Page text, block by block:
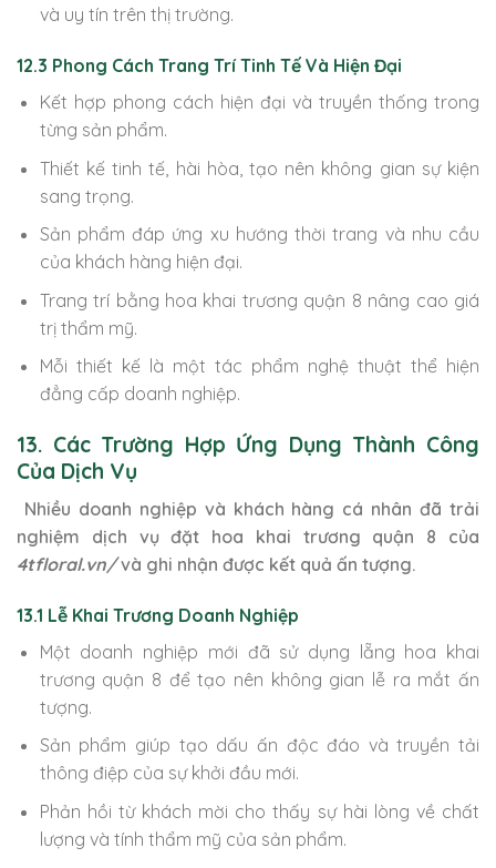
và uy tín trên thị trường.
12.3 Phong Cách Trang Trí Tinh Tế Và Hiện Đại
Kết hợp phong cách hiện đại và truyền thống trong
từng sản phẩm.
Thiết kế tinh tế, hài hòa, tạo nên không gian sự kiện
sang trọng.
Sản phẩm đáp ứng xu hướng thời trang và nhu cầu
của khách hàng hiện đại.
Trang trí bằng hoa khai trương quận 8 nâng cao giá
trị thẩm mỹ.
Mỗi thiết kế là một tác phẩm nghệ thuật thể hiện
đẳng cấp doanh nghiệp.
13. Các Trường Hợp Ứng Dụng Thành Công
Của Dịch Vụ
Nhiều doanh nghiệp và khách hàng cá nhân đã trải
nghiệm dịch vụ đặt hoa khai trương quận 8 của
4tfloral.vn/và ghi nhận được kết quả ấn tượng.
13.1 Lễ Khai Trương Doanh Nghiệp
Một doanh nghiệp mới đã sử dụng lẵng hoa khai
trương quận 8 để tạo nên không gian lễ ra mắt ấn
tượng.
Sản phẩm giúp tạo dấu ấn độc đáo và truyền tải
thông điệp của sự khởi đầu mới.
Phản hồi từ khách mời cho thấy sự hài lòng về chất
lượng và tính thẩm mỹ của sản phẩm.